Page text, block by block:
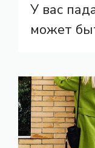
У вас
может